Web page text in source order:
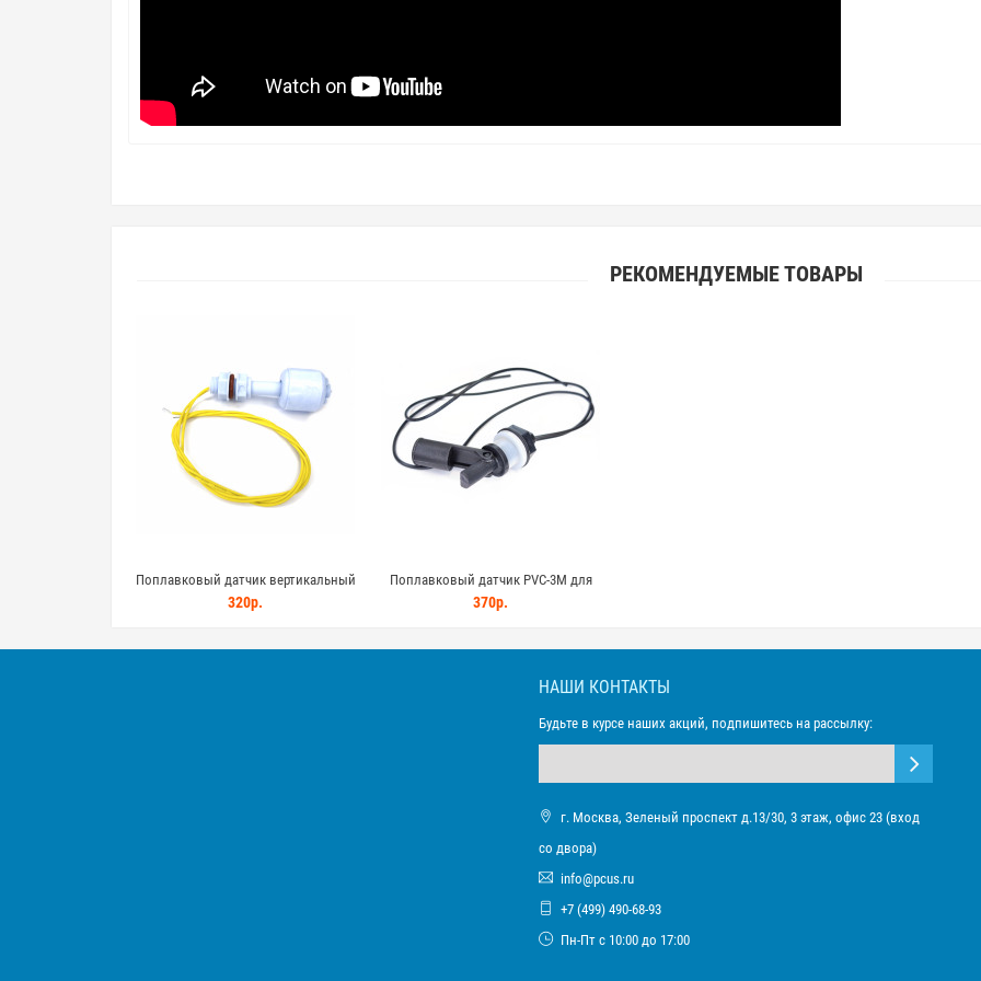
РЕКОМЕНДУЕМЫЕ ТОВАРЫ
Поплавковый датчик вертикальный
PVC-8M для контроля уровня жидкости
320р.
Поплавковый датчик PVC-3M для
контроля уровня жидкости с
370р.
НАШИ КОНТАКТЫ
Будьте в курсе наших акций, подпишитесь на рассылку:
г. Москва, Зеленый проспект д.13/30, 3 этаж, офис 23 (вход
со двора)
info@pcus.ru
+7 (499) 490-68-93
Пн-Пт с 10:00 до 17:00